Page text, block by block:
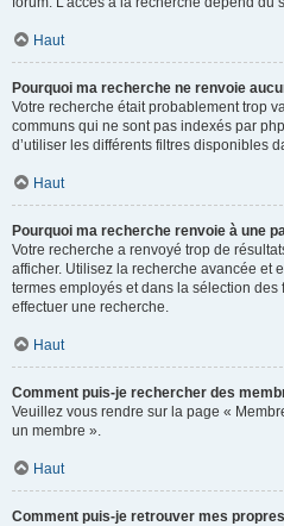
Haut
Pourquoi ma recherche ne renvoie
Votre recherche était probablement trop
communs qui ne sont pas indexés par
d’utiliser les différents filtres disponibles
Haut
Pourquoi ma recherche renvoie à une
Votre recherche a renvoyé trop de
afficher. Utilisez la recherche avancée et
termes employés et dans la sélection
effectuer une recherche.
Haut
Comment puis-je rechercher des
Veuillez vous rendre sur la page «
un membre ».
Haut
Comment puis-je retrouver mes